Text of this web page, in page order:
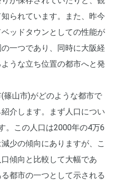
られています。また、昨今
ッドタウンとしての性能が
一つであり、同時に大阪経
うな立ち位置の都市へと発
篠山市)がどのような都市で
介します。まず人口につい
。この人口は2000年の4万6
少の傾向にありますが、こ
傾向と比較して大幅であ
都市の一つとして示される